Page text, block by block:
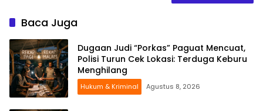
Baca Juga
Dugaan Judi “Porkas” Paguat Mencuat,
Polisi Turun Cek Lokasi: Terduga Keburu
Menghilang
Hukum & Kriminal Agustus 8, 2026